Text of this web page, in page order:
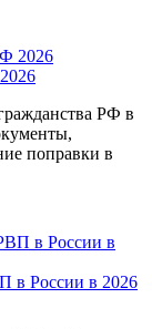
РФ в
поправки в
в России в 2026